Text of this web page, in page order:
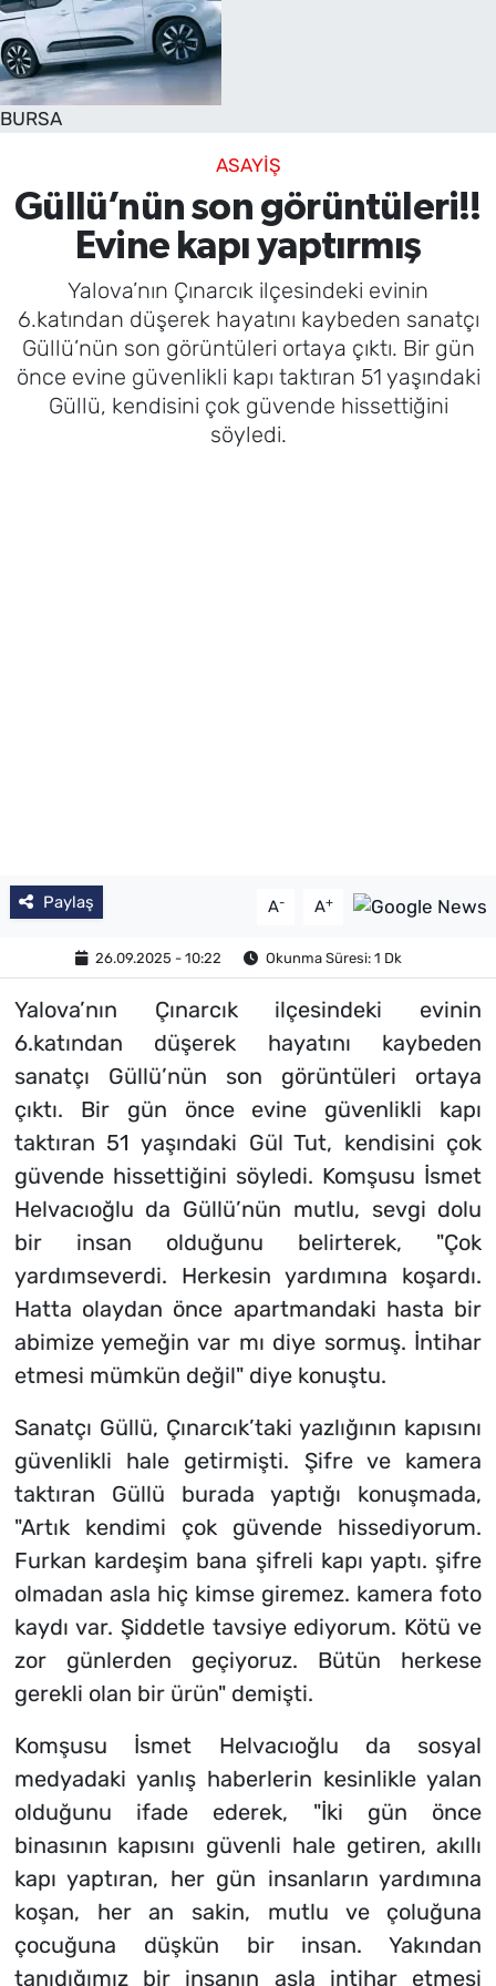
BURSA
ASAYİŞ
Güllü’nün son görüntüleri!!
Evine kapı yaptırmış
Yalova’nın Çınarcık ilçesindeki evinin
6.katından düşerek hayatını kaybeden sanatçı
Güllü’nün son görüntüleri ortaya çıktı. Bir gün
önce evine güvenlikli kapı taktıran 51 yaşındaki
Güllü, kendisini çok güvende hissettiğini
söyledi.
Paylaş A- A+
26.09.2025 - 10:22 Okunma Süresi: 1 Dk
Yalova’nın Çınarcık ilçesindeki evinin
6.katından düşerek hayatını kaybeden
sanatçı Güllü’nün son görüntüleri ortaya
çıktı. Bir gün önce evine güvenlikli kapı
taktıran 51 yaşındaki Gül Tut, kendisini çok
güvende hissettiğini söyledi. Komşusu İsmet
Helvacıoğlu da Güllü’nün mutlu, sevgi dolu
bir insan olduğunu belirterek, "Çok
yardımseverdi. Herkesin yardımına koşardı.
Hatta olaydan önce apartmandaki hasta bir
abimize yemeğin var mı diye sormuş. İntihar
etmesi mümkün değil" diye konuştu.
Sanatçı Güllü, Çınarcık’taki yazlığının kapısını
güvenlikli hale getirmişti. Şifre ve kamera
taktıran Güllü burada yaptığı konuşmada,
"Artık kendimi çok güvende hissediyorum.
Furkan kardeşim bana şifreli kapı yaptı. şifre
olmadan asla hiç kimse giremez. kamera foto
kaydı var. Şiddetle tavsiye ediyorum. Kötü ve
zor günlerden geçiyoruz. Bütün herkese
gerekli olan bir ürün" demişti.
Komşusu İsmet Helvacıoğlu da sosyal
medyadaki yanlış haberlerin kesinlikle yalan
olduğunu ifade ederek, "İki gün önce
binasının kapısını güvenli hale getiren, akıllı
kapı yaptıran, her gün insanların yardımına
koşan, her an sakin, mutlu ve çoluğuna
çocuğuna düşkün bir insan. Yakından
tanıdığımız bir insanın asla intihar etmesi
SAĞLIK
TV REHBERİ